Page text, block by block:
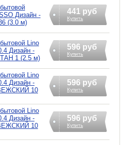
Дизайн -
(3.0 м)
441 руб
Купить
Lino
Дизайн -
1 (2.5 м)
596 руб
Купить
Lino
Дизайн -
10
596 руб
Купить
Lino
Дизайн -
10
596 руб
Купить